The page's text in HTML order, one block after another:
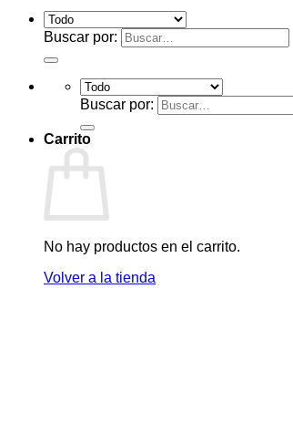
Buscar por:
Buscar por:
Carrito
No hay productos en el carrito.
Volver a la tienda